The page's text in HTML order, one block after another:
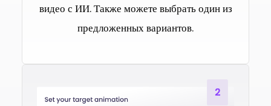
видео с ИИ. Также можете выбрать один из
предложенных вариантов.